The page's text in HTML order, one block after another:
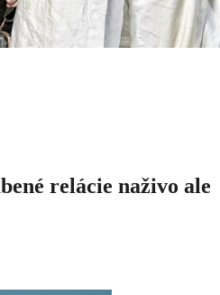
relácie naživo ale